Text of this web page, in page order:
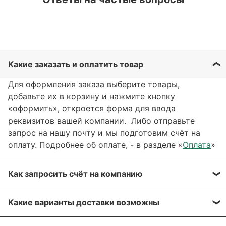
Какие заказать и оплатить товар
Для оформления заказа выберите товары,
добавьте их в корзину и нажмите кнопку
«оформить», откроется форма для ввода
реквизитов вашей компании. Либо отправьте
запрос на нашу почту и мы подготовим счёт на
оплату. Подробнее об оплате, - в разделе «Оплата»
Как запросить счёт на компанию
оформлении заказа, отправить запрос на нашу
почту или через заявку через форму обратной
Какие варианты доставки возможны